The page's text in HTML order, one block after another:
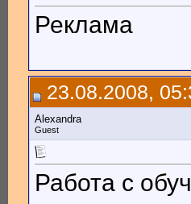
Реклама
23.08.2008,
Alexandra
Guest
Работа с